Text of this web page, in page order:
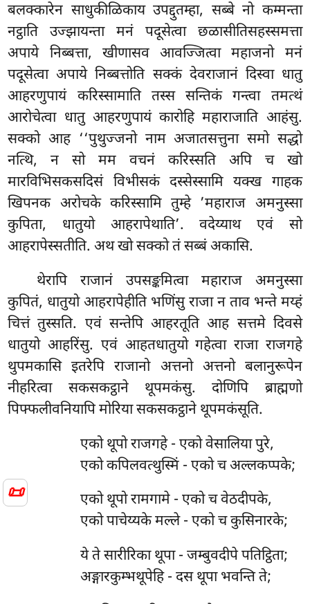
📜
बलक्कारेन साधुकीळिकाय उपद्दुतम्हा, सब्बे नो कम्मन्ता
नट्ठाति उज्झायन्ता मनं पदूसेत्वा छळासीतिसहस्समत्ता
अपाये निब्बत्ता, खीणासव आवज्जित्वा महाजनो मनं
पदूसेत्वा अपाये निब्बत्तोति सक्कं देवराजानं दिस्वा धातु
आहरणुपायं करिस्सामाति तस्स सन्तिकं गन्त्वा तमत्थं
आरोचेत्वा धातु आहरणुपायं कारोहि महाराजाति आहंसु.
सक्को आह ‘‘पुथुज्जनो नाम अजातसत्तुना समो सद्धो
नत्थि, न सो मम वचनं करिस्सति अपि च खो
मारविभिसकसदिसं विभीसकं दस्सेस्सामि यक्ख गाहक
खिपनक अरोचके करिस्सामि तुम्हे ’महाराज अमनुस्सा
कुपिता, धातुयो आहरापेथाति’. वदेय्याथ एवं सो
आहरापेस्सतीति. अथ खो सक्को तं सब्बं अकासि.
थेरापि राजानं उपसङ्कमित्वा महाराज अमनुस्सा
कुपितं, धातुयो आहरापेहीति भणिंसु राजा न ताव भन्ते मय्हं
चित्तं तुस्सति. एवं सन्तेपि आहरतूति आह सत्तमे दिवसे
धातुयो आहरिंसु. एवं आहतधातुयो गहेत्वा राजा राजगहे
थुपमकासि इतरेपि राजानो अत्तनो अत्तनो बलानुरूपेन
नीहरित्वा सकसकट्ठाने थूपमकंसु. दोणिपि ब्राह्मणो
पिफ्फलीवनियापि मोरिया सकसकट्ठाने थूपमकंसूति.
एको थूपो राजगहे - एको वेसालिया पुरे,
एको कपिलवत्थुस्मिं - एको च अल्लकप्पके;
एको थूपो रामगामे - एको च वेठदीपके,
एको पाचेय्यके मल्ले - एको च कुसिनारके;
ये ते सारीरिका थूपा - जम्बुवदीपे पतिट्ठिता;
अङ्गारकुम्भथूपेहि - दस थूपा भवन्ति ते;